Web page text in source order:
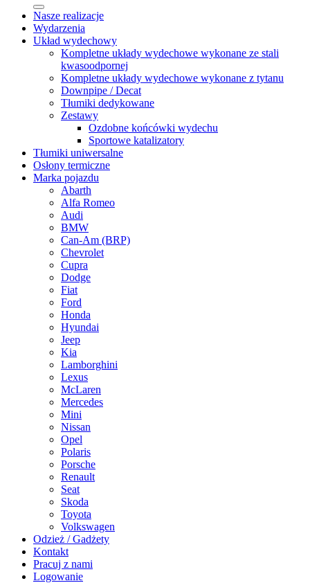
Nasze realizacje
Wydarzenia
Układ wydechowy
Kompletne układy wydechowe wykonane ze stali
kwasoodpornej
Kompletne układy wydechowe wykonane z tytanu
Downpipe / Decat
Tłumiki dedykowane
Zestawy
Ozdobne końcówki wydechu
Sportowe katalizatory
Tłumiki uniwersalne
Osłony termiczne
Marka pojazdu
Abarth
Alfa Romeo
Audi
BMW
Can-Am (BRP)
Chevrolet
Cupra
Dodge
Fiat
Ford
Honda
Hyundai
Jeep
Kia
Lamborghini
Lexus
McLaren
Mercedes
Mini
Nissan
Opel
Polaris
Porsche
Renault
Seat
Skoda
Toyota
Volkswagen
Odzież / Gadżety
Kontakt
Pracuj z nami
Logowanie